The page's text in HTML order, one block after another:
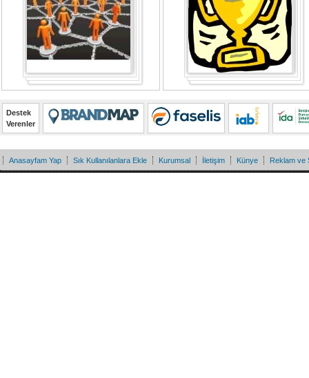
Destek
Verenler
Anasayfam Yap Sık Kullanılanlara Ekle Kurumsal İletişim Künye Reklam ve